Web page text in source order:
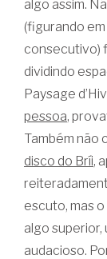
algo assim.
(figurando
consecutivo)
dividindo
Paysage
pessoa,
Também não
disco do Bríi,
escuto, mas
algo superior,
audacioso.